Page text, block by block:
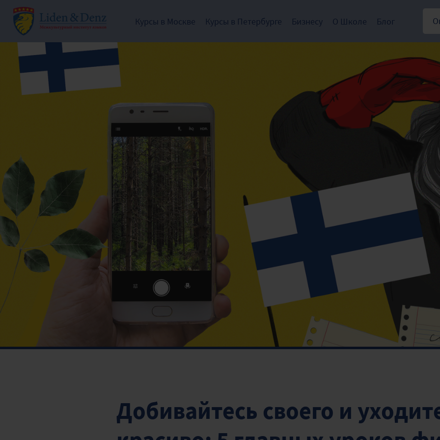
Курсы в Москве Курсы в Петербурге Бизнесу О Школе Блог
Добивайтесь своего и